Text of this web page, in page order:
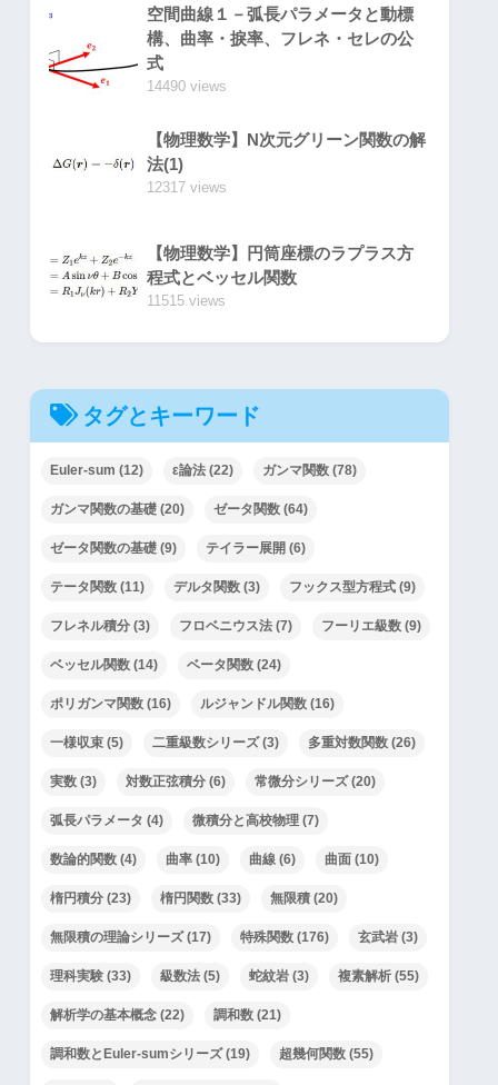
空間曲線１－弧長パラメータと動標
構、曲率・捩率、フレネ・セレの公
式
14490 views
【物理数学】N次元グリーン関数の解
法(1)
12317 views
【物理数学】円筒座標のラプラス方
程式とベッセル関数
11515 views
タグとキーワード
Euler-sum (12) ε論法 (22) ガンマ関数 (78)
ガンマ関数の基礎 (20) ゼータ関数 (64)
ゼータ関数の基礎 (9) テイラー展開 (6)
テータ関数 (11) デルタ関数 (3) フックス型方程式 (9)
フレネル積分 (3) フロベニウス法 (7) フーリエ級数 (9)
ベッセル関数 (14) ベータ関数 (24)
ポリガンマ関数 (16) ルジャンドル関数 (16)
一様収束 (5) 二重級数シリーズ(3) 多重対数関数 (26)
実数 (3) 対数正弦積分 (6) 常微分シリーズ(20)
弧長パラメータ (4) 微積分と高校物理 (7)
数論的関数 (4) 曲率 (10) 曲線 (6) 曲面 (10)
楕円積分 (23) 楕円関数 (33) 無限積 (20)
無限積の理論シリーズ(17) 特殊関数 (176) 玄武岩 (3)
理科実験 (33) 級数法 (5) 蛇紋岩 (3) 複素解析 (55)
解析学の基本概念 (22) 調和数 (21)
調和数とEuler-sumシリーズ(19) 超幾何関数 (55)